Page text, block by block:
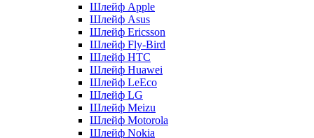
Шлейф Apple
Шлейф Asus
Шлейф Ericsson
Шлейф Fly-Bird
Шлейф HTC
Шлейф Huawei
Шлейф LeEco
Шлейф LG
Шлейф Meizu
Шлейф Motorola
Шлейф Nokia